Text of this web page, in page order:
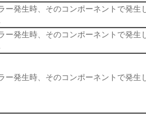
ー発生時、そのコンポーネントで発生
ー発生時、そのコンポーネントで発生
ー発生時、そのコンポーネントで発生